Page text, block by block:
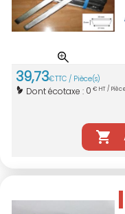
39,73€TTC / Pièce(s)
Dont écotaxe : 0 € HT /